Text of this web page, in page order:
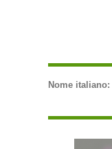
Nome italiano: